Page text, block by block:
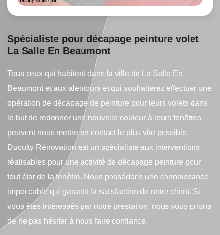
Spécialiste pour décapage peinture volet
La Salle En Beaumont
Tous ceux qui habitent dans la ville de La Salle En
Beaumont et aux alentours et qui souhaiterez effectuer une
opération de décapage de peinture pour leurs volets dans
le but de redonner une nouvelle couleur à leurs fenêtres
peuvent nous mettre en contact le plus vite possible.
Duculty Rénovation est un spécialiste aux interventions
réalisables pour une activité de décapage peinture pour
tout état de la fenêtre. Nous possédons une connaissance
impeccable qui garantit la satisfaction de notre client. Si
vous êtes intéressés par notre prestation, nous vous prions
de ne pas hésiter à nous faire confiance.